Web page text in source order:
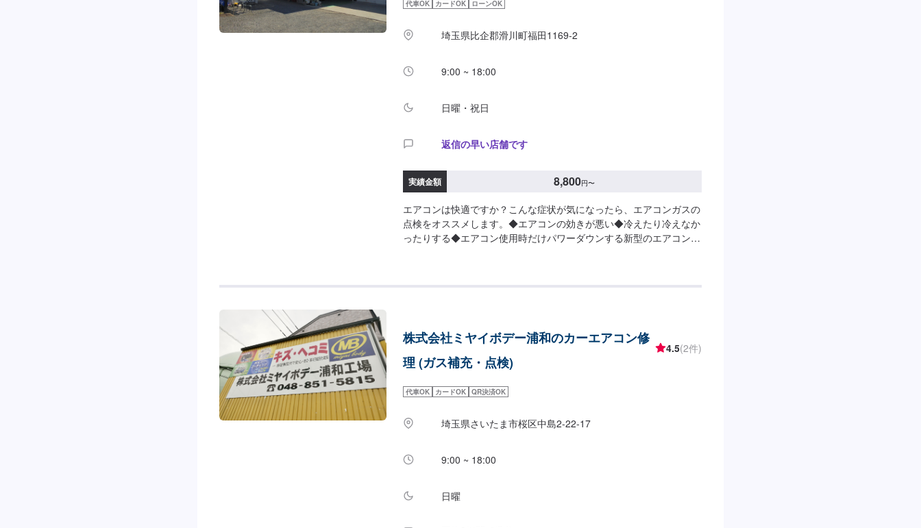
代車OK カードOK ローンOK
埼玉県比企郡滑川町福田1169-2
9:00 ~ 18:00
日曜・祝日
返信の早い店舗です
実績金額 8,800円〜
エアコンは快適ですか？こんな症状が気になったら、エアコンガスの
点検をオススメします。◆エアコンの効きが悪い◆冷えたり冷えなか
ったりする◆エアコン使用時だけパワーダウンする新型のエアコンガ
い！この道20年以上のベテラン職人の実績や経験のノウハウ、リサイ
クル品を利用しての修理により、ディーラーのお見積りより50％割引
になった例もあります。お車の状況と、お客様のご予算に合わせて修
特約のご契約の無い方は、無料で代車を貸し出し致します。軽自動車
間・定休日>営業時間：9:00～18:00定休日：日曜日・祝日
株式会社ミヤイボデー浦和のカーエアコン修
理 (ガス補充・点検)
4.5(2件)
代車OK カードOK QR決済OK
埼玉県さいたま市桜区中島2-22-17
9:00 ~ 18:00
日曜